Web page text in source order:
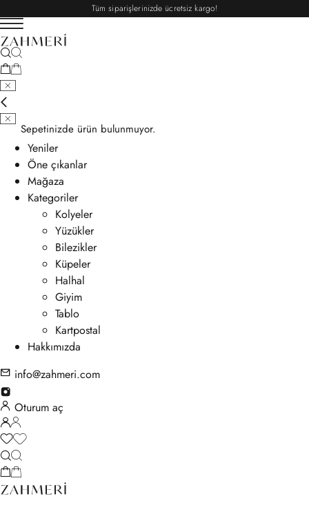
Tüm siparişlerinizde ücretsiz kargo!
Sepetinizde ürün bulunmuyor.
Yeniler
Öne çıkanlar
Mağaza
Kategoriler
Kolyeler
Yüzükler
Bilezikler
Küpeler
Halhal
Giyim
Tablo
Kartpostal
Hakkımızda
info@zahmeri.com
Oturum aç